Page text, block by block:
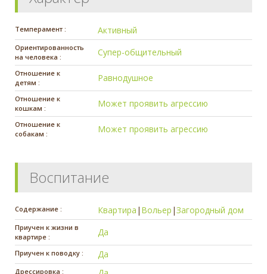
Темперамент : Активный
Ориентированность
на человека :
Супер-общительный
Отношение к
детям :
Равнодушное
Отношение к
кошкам :
Может проявить агрессию
Отношение к
собакам :
Может проявить агрессию
Воспитание
Содержание : Квартира | Вольер |Загородный дом
Приучен к жизни в
квартире :
Да
Приучен к поводку : Да
Дрессировка :